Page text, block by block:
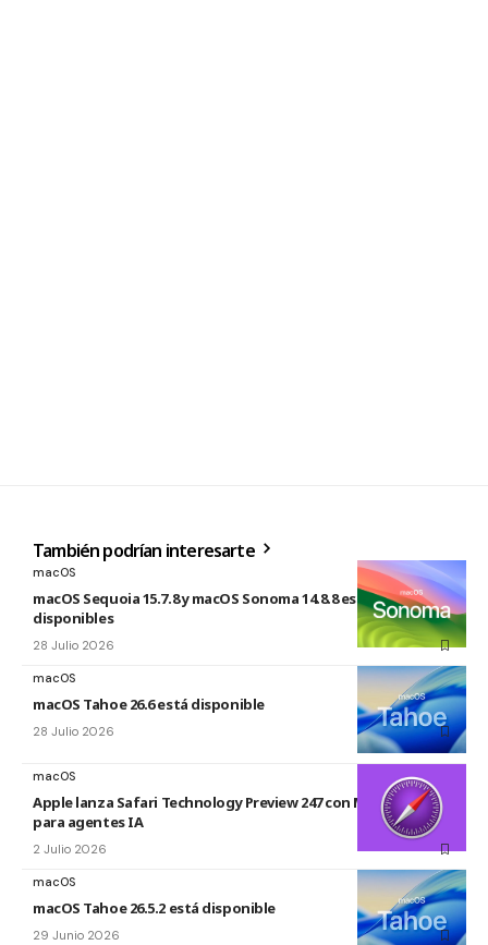
También podrían interesarte
macOS
macOS Sequoia 15.7.8 y macOS Sonoma 14.8.8 están
disponibles
28 Julio 2026
macOS
macOS Tahoe 26.6 está disponible
28 Julio 2026
macOS
Apple lanza Safari Technology Preview 247 con MCP Server
para agentes IA
2 Julio 2026
macOS
macOS Tahoe 26.5.2 está disponible
29 Junio 2026